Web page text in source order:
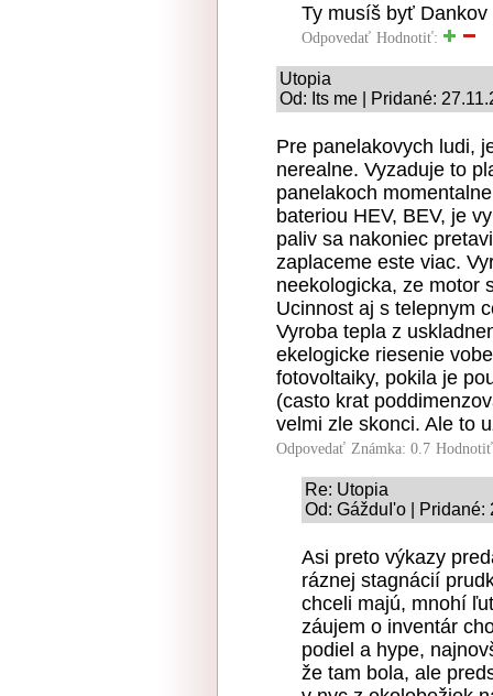
Ty musíš byť Dankov
Odpovedať Hodnotiť:
Utopia
Od: Its me | Pridané:
Pre panelakovych ludi,
nerealne. Vyzaduje to
panelakoch
bateriou HEV, BEV, je
paliv sa nakoniec
zaplaceme este viac.
neekologicka, ze motor
Ucinnost aj s telepnym
Vyroba tepla z
ekelogicke riesenie
fotovoltaiky, pokila je
(casto krat
velmi zle skonci. Ale to
Odpovedať Známka: 0.7
Re: Utopia
Od: GážduI'o | Pridané:
Asi preto výkazy
ráznej stagnácií
chceli majú, mnohí
záujem o inventár
podiel a hype,
že tam bola, ale